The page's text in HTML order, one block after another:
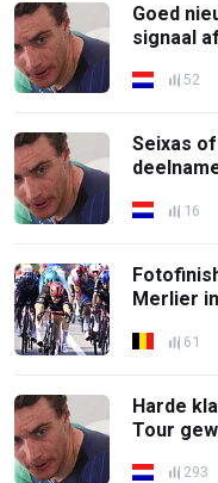
Goed
signaal af
52
Seixas
16
Merlier
61
Harde
Tour
293